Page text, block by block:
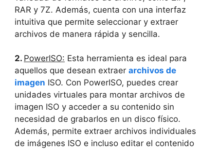
RAR y ⁢7Z. ⁣Además, cuenta con una ‌interfaz
intuitiva ⁢que permite seleccionar y⁣ extraer
archivos⁣ de manera rápida ⁤y sencilla.
2.‌ PowerISO: Esta ‌herramienta ‌es ideal para
aquellos​ que desean extraer archivos de
imagen ‍ISO. Con PowerISO, puedes crear ​
unidades virtuales para ​montar archivos de
‍imagen ISO⁤ y⁣ acceder a su contenido sin
necesidad de grabarlos en un disco‌ físico.
Además, permite​ extraer archivos individuales
de imágenes ISO e⁢ incluso editar el contenido